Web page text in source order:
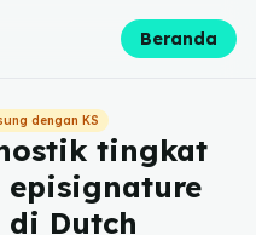
Beranda
dengan KS
tingkat
episignature
Dutch